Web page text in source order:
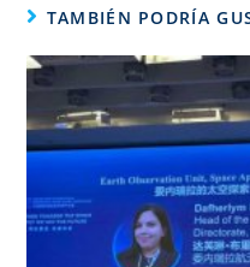
TAMBIÉN PODRÍA